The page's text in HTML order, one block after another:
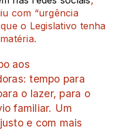
com “urgência
o Legislativo tenha
aos
tempo para
o lazer, para o
familiar. Um
e com mais